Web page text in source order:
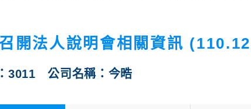
開法人說明會相關資訊
3011 公司名稱：今晧